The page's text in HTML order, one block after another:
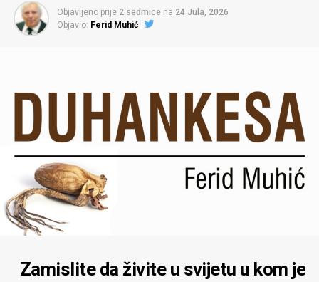
Objavljeno prije 2 sedmice na 24 Jula, 2026
Objavio: Ferid Muhić
Zamislite da živite u svijetu u kom je